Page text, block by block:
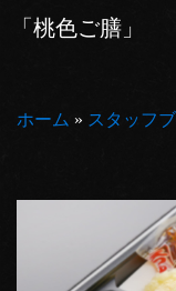
「桃色ご膳」
ホーム » スタッフ